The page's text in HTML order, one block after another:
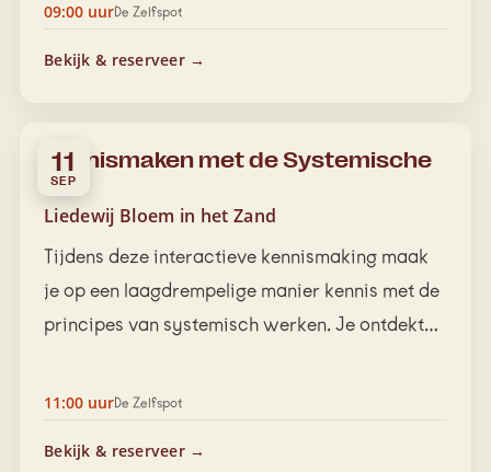
09:00 uurDe Zelfspot
Bekijk & reserveer →
11
SEP
Kennismaken met de Systemische
bril
Liedewij Bloem in het Zand
Tijdens deze interactieve kennismaking maak
je op een laagdrempelige manier kennis met de
principes van systemisch werken. Je ontdekt
11:00 uurDe Zelfspot
Bekijk & reserveer →